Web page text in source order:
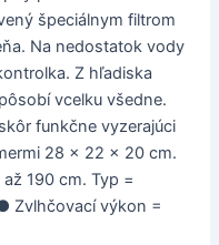
špeciálnym filtrom
Na nedostatok vody
Z hľadiska
vcelku všedne.
funkčne vyzerajúci
28 x 22 x 20 cm.
190 cm. Typ =
Zvlhčovací výkon =